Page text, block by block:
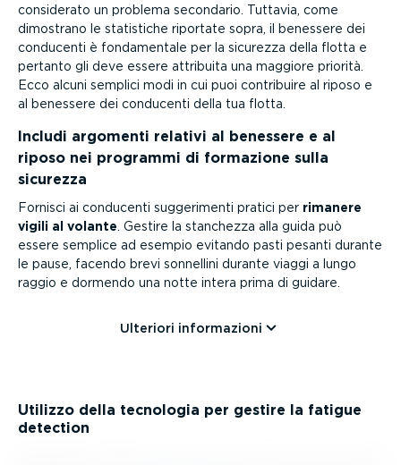
considerato un problema secondario. Tuttavia, come
dimostrano le statistiche riportate sopra, il benessere dei
conducenti è fonda­mentale per la sicurezza della flotta e
pertanto gli deve essere attribuita una maggiore priorità.
Ecco alcuni semplici modi in cui puoi contribuire al riposo e
al benessere dei conducenti della tua flotta.
Includi argomenti relativi al benessere e al
riposo nei programmi di formazione sulla
sicurezza
Fornisci ai conducenti sugge­ri­menti pratici per rimanere
vigili al volante . Gestire la stanchezza alla guida può
essere semplice ad esempio evitando pasti pesanti durante
le pause, facendo brevi sonnellini durante viaggi a lungo
raggio e dormendo una notte intera prima di guidare.
Ulteriori infor­ma­zioni
Utilizzo della tecnologia per gestire la fatigue
detection